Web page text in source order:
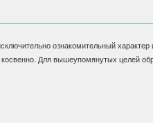
ознакомительный
косвенно. Для вышеупомянутых целей